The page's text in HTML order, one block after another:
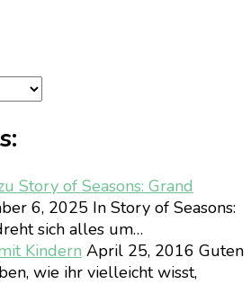
Story of Seasons: Grand
6, 2025 In Story of Seasons:
sich alles um…
Kindern April 25, 2016 Guten
wie ihr vielleicht wisst,